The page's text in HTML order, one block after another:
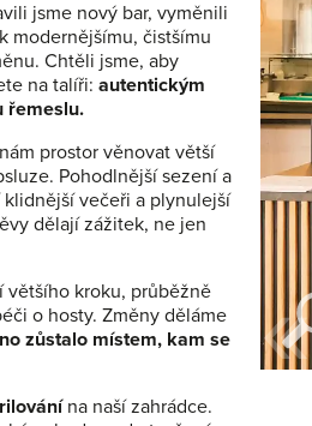
jsme nový bar, vyměnili
modernějšímu, čistšímu
Chtěli jsme, aby
na talíři: autentickým
řemeslu.
prostor věnovat větší
Pohodlnější sezení a
večeři a plynulejší
dělají zážitek, ne jen
většího kroku, průběžně
o hosty. Změny děláme
zůstalo místem, kam se
na naší zahrádce.
«